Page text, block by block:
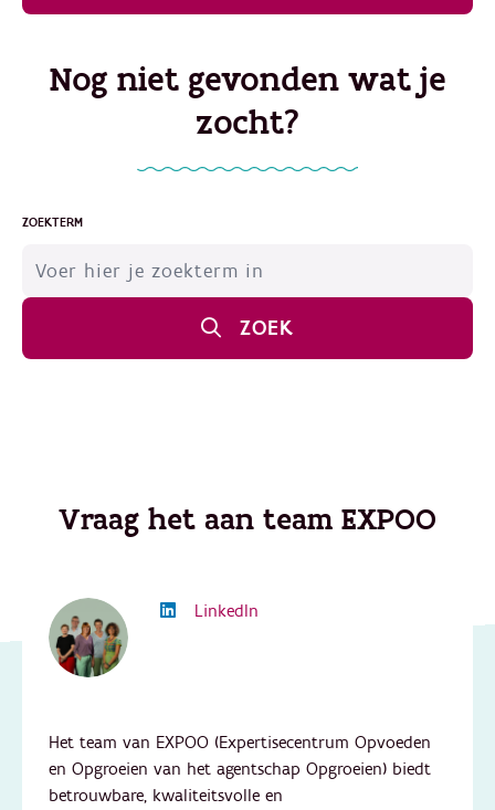
Nog niet gevonden wat je
zocht?
ZOEKTERM
ZOEK
Vraag het aan team EXPOO
LinkedIn
Het team van EXPOO (Expertisecentrum Opvoeden
en Opgroeien van het agentschap Opgroeien) biedt
betrouwbare, kwaliteitsvolle en